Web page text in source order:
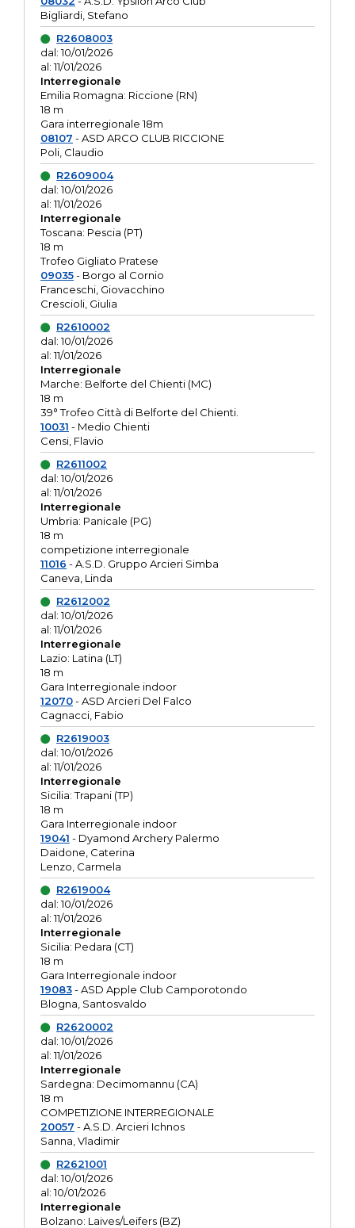
Bigliardi, Stefano
R2608003
dal: 10/01/2026
al: 11/01/2026
Interregionale
Emilia Romagna: Riccione (RN)
18 m
Gara interregionale 18m
08107 - ASD ARCO CLUB RICCIONE
Poli, Claudio
R2609004
dal: 10/01/2026
al: 11/01/2026
Interregionale
Toscana: Pescia (PT)
18 m
Trofeo Gigliato Pratese
09035- Borgo al Cornio
Franceschi, Giovacchino
Crescioli, Giulia
R2610002
dal: 10/01/2026
al: 11/01/2026
Interregionale
Marche: Belforte del Chienti (MC)
18 m
39° Trofeo Città di Belforte del Chienti.
10031 - Medio Chienti
Censi, Flavio
R2611002
dal: 10/01/2026
al: 11/01/2026
Interregionale
Umbria: Panicale (PG)
18 m
competizione interregionale
11016 - A.S.D. Gruppo Arcieri Simba
Caneva, Linda
R2612002
dal: 10/01/2026
al: 11/01/2026
Interregionale
Lazio: Latina (LT)
18 m
Gara Interregionale indoor
12070- ASD Arcieri Del Falco
Cagnacci, Fabio
R2619003
dal: 10/01/2026
al: 11/01/2026
Interregionale
Sicilia: Trapani (TP)
18 m
Gara Interregionale indoor
19041 - Dyamond Archery Palermo
Daidone, Caterina
Lenzo, Carmela
R2619004
dal: 10/01/2026
al: 11/01/2026
Interregionale
Sicilia: Pedara (CT)
18 m
Gara Interregionale indoor
19083- ASD Apple Club Camporotondo
Blogna, Santosvaldo
R2620002
dal: 10/01/2026
al: 11/01/2026
Interregionale
Sardegna: Decimomannu (CA)
18 m
COMPETIZIONE INTERREGIONALE
20057 - A.S.D. Arcieri Ichnos
Sanna, Vladimir
R2621001
dal: 10/01/2026
al: 10/01/2026
Interregionale
Bolzano: Laives/Leifers (BZ)